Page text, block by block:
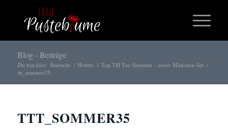
Blog - Beiträge
Du bist hier: Startseite / Hobby / Top Till Toe-Sommer – unser Mädchen-Set /
ttt_sommer35
TTT_SOMMER35